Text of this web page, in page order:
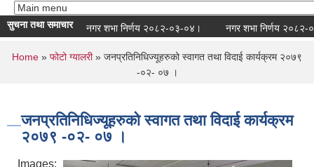
सुचना तथा समाचार नगर शभा निर्णय २०८२-०३-०४। नगर शभा निर्णय २०८२-
You are here
Home » फोटो ग्यालरी» जनप्रतिनिधिज्यूहरुको स्वागत तथा विदाई कार्यक्रम २०७९
-०२- ०७ ।
जनप्रतिनिधिज्यूहरुको स्वागत तथा विदाई कार्यक्रम
२०७९ -०२- ०७ ।
Images: